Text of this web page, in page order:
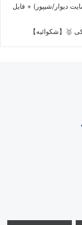
دیوار/شیپور) + فایل
🥇【شکوائیه】